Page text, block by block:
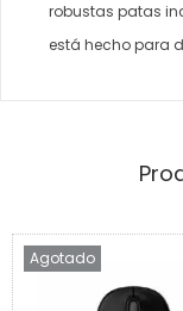
robustas patas
está hecho para
Agotado